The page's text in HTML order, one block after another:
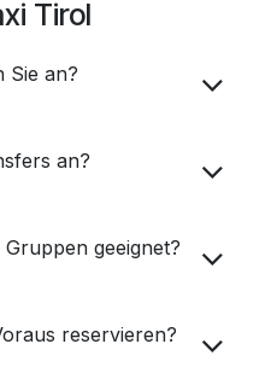
Tirol
Sie an?
an?
geeignet?
reservieren?